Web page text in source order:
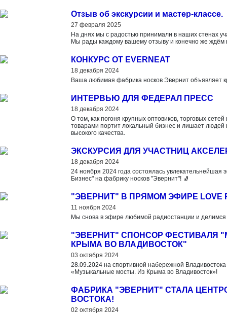
Отзыв об экскурсии и мастер-классе.
27 февраля 2025
На днях мы с радостью принимали в наших стенах
Мы рады каждому вашему отзыву и конечно же ждём
КОНКУРС ОТ EVERNEAT
18 декабря 2024
Ваша любимая фабрика носков Эвернит объявляет
ИНТЕРВЬЮ ДЛЯ ФЕДЕРАЛ ПРЕСС
18 декабря 2024
О том, как погоня крупных оптовиков, торговых
товарами портит локальный бизнес и лишает
высокого качества.
ЭКСКУРСИЯ ДЛЯ УЧАСТНИЦ
18 декабря 2024
24 ноября 2024 года состоялась увлекательнейшая
Бизнес" на фабрику носков "Эвернит"! 🧦
"ЭВЕРНИТ" В ПРЯМОМ ЭФИРЕ LOVE
11 ноября 2024
Мы снова в эфире любимой радиостанции и
"ЭВЕРНИТ" СПОНСОР ФЕСТИВАЛЯ
КРЫМА ВО ВЛАДИВОСТОК"
03 октября 2024
28.09.2024 на спортивной набережной
«Музыкальные мосты. Из Крыма во Владивосток»!
ФАБРИКА "ЭВЕРНИТ" СТАЛА
ВОСТОКА!
02 октября 2024